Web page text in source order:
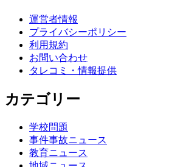
運営者情報
プライバシーポリシー
利用規約
お問い合わせ
タレコミ・情報提供
カテゴリー
学校問題
事件事故ニュース
教育ニュース